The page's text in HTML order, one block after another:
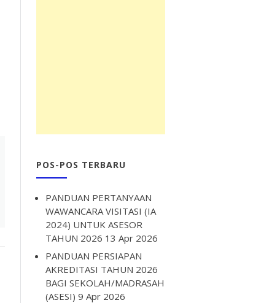
POS-POS TERBARU
PANDUAN PERTANYAAN
WAWANCARA VISITASI (IA
2024) UNTUK ASESOR
TAHUN 2026 13 Apr 2026
PANDUAN PERSIAPAN
AKREDITASI TAHUN 2026
BAGI SEKOLAH/MADRASAH
(ASESI) 9 Apr 2026